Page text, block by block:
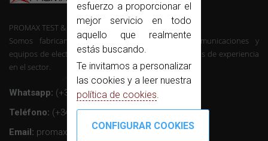
esfuerzo a proporcionar el
mejor servicio en todo
aquello que realmente
estás buscando.
Te invitamos a personalizar
las cookies y a leer nuestra
política de cookies
PROMAX TEST & MEASUREMENT, SLU ©
Somos fabricantes de instrumentación de telecomunicaciones y
equipos de electrónica profesional con mas de 50 años de experiencia
en el sector.
Whatsapp: (+34) 607 26 65 32
Teléfono: (+34) 931 847 700
Email: promax@promax.es